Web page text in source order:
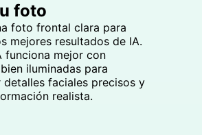
foto
foto frontal clara para
mejores resultados de IA.
funciona mejor con
iluminadas para
detalles faciales precisos y
realista.